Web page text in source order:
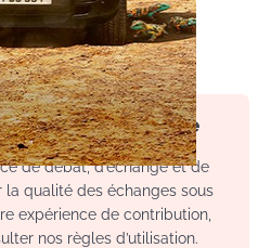
provinces
commentaire
de débat, d’échange et de
qualité des échanges sous
expérience de contribution,
nos règles d’utilisation.